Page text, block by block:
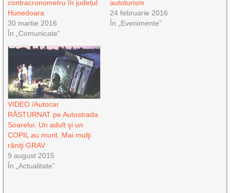
contracronometru în județul
Hunedoara
30 martie 2016
În „Comunicate”
autoturism
24 februarie 2016
În „Evenimente”
VIDEO /Autocar
RĂSTURNAT pe Autostrada
Soarelui. Un adult şi un
COPIL au murit. Mai mulţi
răniţi GRAV
9 august 2015
În „Actualitate”